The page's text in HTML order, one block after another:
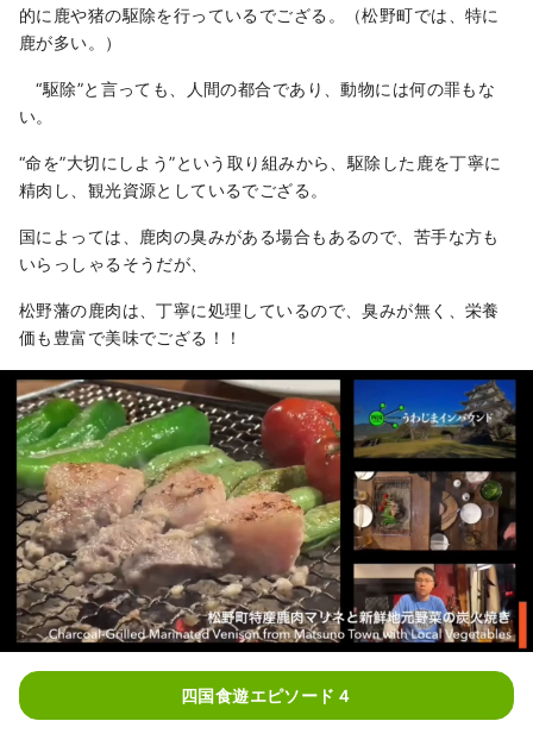
的に鹿や猪の駆除を行っているでござる。（松野町では、特に
鹿が多い。）
“駆除”と言っても、人間の都合であり、動物には何の罪もな
い。
“命を”大切にしよう”という取り組みから、駆除した鹿を丁寧に
精肉し、観光資源としているでござる。
国によっては、鹿肉の臭みがある場合もあるので、苦手な方も
いらっしゃるそうだが、
松野藩の鹿肉は、丁寧に処理しているので、臭みが無く、栄養
価も豊富で美味でござる！！
四国食遊エピソード４